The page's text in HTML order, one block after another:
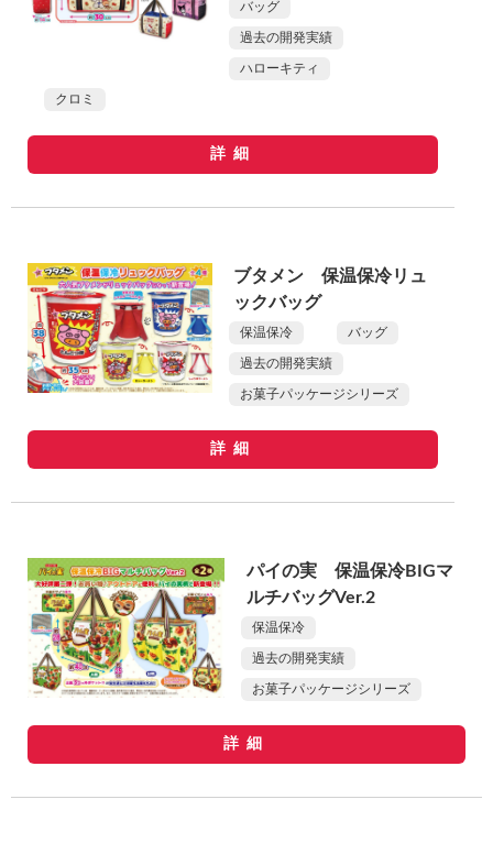
バッグ
過去の開発実績
ハローキティ
クロミ
詳細
ブタメン 保温保冷リュ
ックバッグ
保温保冷 バッグ
過去の開発実績
お菓子パッケージシリーズ
詳細
パイの実 保温保冷BIGマ
ルチバッグVer.2
保温保冷
過去の開発実績
お菓子パッケージシリーズ
詳細